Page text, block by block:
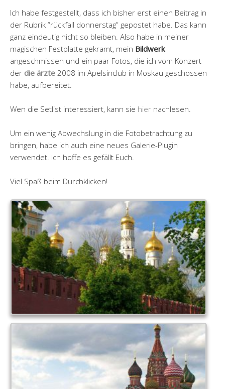
Ich habe festgestellt, dass ich bisher erst einen Beitrag in
der Rubrik “rückfall donnerstag” gepostet habe. Das kann
ganz eindeutig nicht so bleiben. Also habe in meiner
magischen Festplatte gekramt, mein Bildwerk
angeschmissen und ein paar Fotos, die ich vom Konzert
der die ärzte 2008 im Apelsinclub in Moskau geschossen
habe, aufbereitet.
Wen die Setlist interessiert, kann sie hier nachlesen.
Um ein wenig Abwechslung in die Fotobetrachtung zu
bringen, habe ich auch eine neues Galerie-Plugin
verwendet. Ich hoffe es gefällt Euch.
Viel Spaß beim Durchklicken!